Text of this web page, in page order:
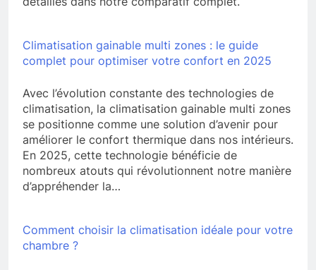
Climatisation gainable multi zones : le guide
complet pour optimiser votre confort en 2025
Avec l’évolution constante des technologies de
climatisation, la climatisation gainable multi zones
se positionne comme une solution d’avenir pour
améliorer le confort thermique dans nos intérieurs.
En 2025, cette technologie bénéficie de
nombreux atouts qui révolutionnent notre manière
d’appréhender la…
Comment choisir la climatisation idéale pour votre
chambre ?